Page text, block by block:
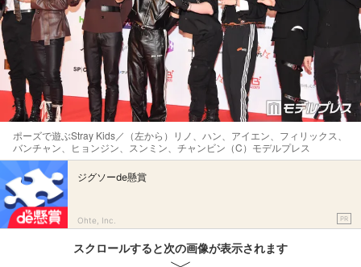
ポーズで遊ぶStray Kids／（左から）リノ、ハン、アイエン、フィリックス、
バンチャン、ヒョンジン、スンミン、チャンビン（C）モデルプレス
ジグソーde懸賞
Ohte, Inc. PR
スクロールすると次の画像が表示されます